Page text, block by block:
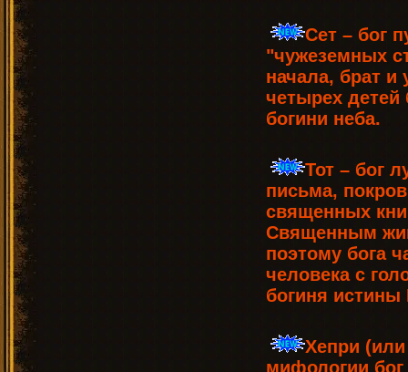
Сет – бог
"чужеземных
начала, брат и
четырех детей
богини неба.
Тот – бог
письма,
священных
Священным
поэтому бога
человека с
богиня истины
Хепри (или
мифологии